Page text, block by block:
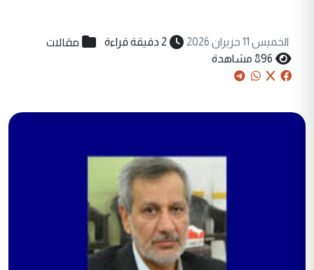
الخميس 11 حزيران 2026 2 دقيقة قراءة مقالات
896 مشاهدة